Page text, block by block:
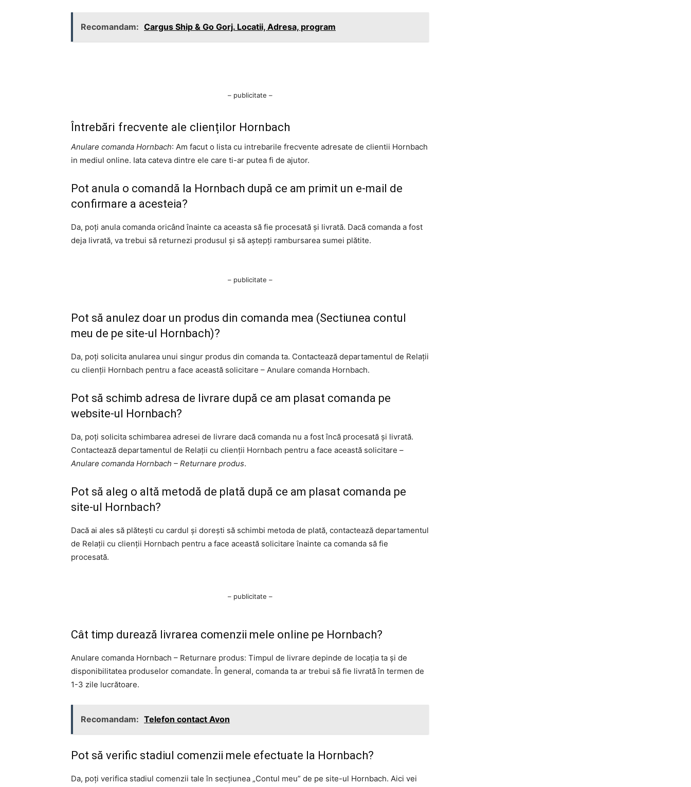
Recomandam: Cargus Ship & Go Gorj. Locatii, Adresa, program
– publicitate –
Întrebări frecvente ale clienților Hornbach
Anulare comanda Hornbach: Am facut o lista cu intrebarile frecvente adresate de clientii Hornbach
in mediul online. Iata cateva dintre ele care ti-ar putea fi de ajutor.
Pot anula o comandă la Hornbach după ce am primit un e-mail de
confirmare a acesteia?
Da, poți anula comanda oricând înainte ca aceasta să fie procesată și livrată. Dacă comanda a fost
deja livrată, va trebui să returnezi produsul și să aștepți rambursarea sumei plătite.
– publicitate –
Pot să anulez doar un produs din comanda mea (Sectiunea contul
meu de pe site-ul Hornbach)?
Da, poți solicita anularea unui singur produs din comanda ta. Contactează departamentul de Relații
cu clienții Hornbach pentru a face această solicitare – Anulare comanda Hornbach.
Pot să schimb adresa de livrare după ce am plasat comanda pe
website-ul Hornbach?
Da, poți solicita schimbarea adresei de livrare dacă comanda nu a fost încă procesată și livrată.
Contactează departamentul de Relații cu clienții Hornbach pentru a face această solicitare –
Anulare comanda Hornbach – Returnare produs.
Pot să aleg o altă metodă de plată după ce am plasat comanda pe
site-ul Hornbach?
Dacă ai ales să plătești cu cardul și dorești să schimbi metoda de plată, contactează departamentul
de Relații cu clienții Hornbach pentru a face această solicitare înainte ca comanda să fie
procesată.
– publicitate –
Cât timp durează livrarea comenzii mele online pe Hornbach?
Anulare comanda Hornbach – Returnare produs: Timpul de livrare depinde de locația ta și de
disponibilitatea produselor comandate. În general, comanda ta ar trebui să fie livrată în termen de
1-3 zile lucrătoare.
Recomandam: Telefon contact Avon
Pot să verific stadiul comenzii mele efectuate la Hornbach?
Da, poți verifica stadiul comenzii tale în secțiunea „Contul meu” de pe site-ul Hornbach. Aici vei